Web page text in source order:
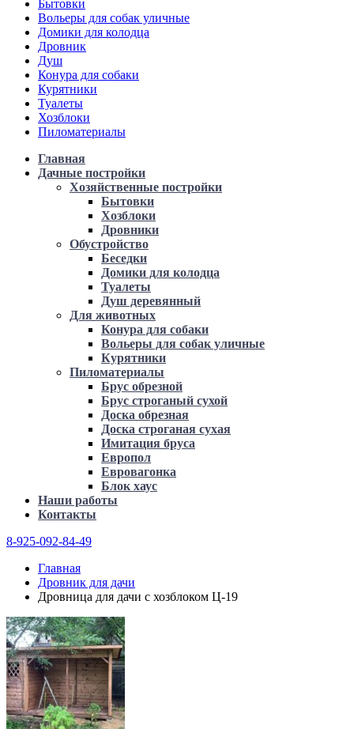
Бытовки
Вольеры для собак уличные
Домики для колодца
Дровник
Душ
Конура для собаки
Курятники
Туалеты
Хозблоки
Пиломатериалы
Главная
Дачные постройки
Хозяйственные постройки
Бытовки
Хозблоки
Дровники
Обустройство
Беседки
Домики для колодца
Туалеты
Душ деревянный
Для животных
Конура для собаки
Вольеры для собак уличные
Курятники
Пиломатериалы
Брус обрезной
Брус строганый сухой
Доска обрезная
Доска строганая сухая
Имитация бруса
Европол
Евровагонка
Блок хаус
Наши работы
Контакты
8-925-092-84-49
Главная
Дровник для дачи
Дровница для дачи с хозблоком Ц-19